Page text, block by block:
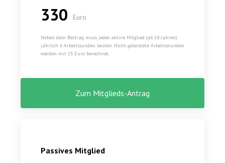
330 Euro
Neben dem Beitrag muss jedes aktive Mitglied (ab 18 Jahren)
jährlich 6 Arbeitssunden leisten. Nicht geleistete Arbeitsstunden
werden mit 15 Euro berechnet.
Zum Mitglieds-Antrag
Passives Mitglied